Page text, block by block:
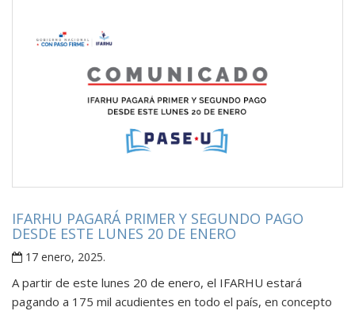
IFARHU PAGARÁ PRIMER Y SEGUNDO PAGO
DESDE ESTE LUNES 20 DE ENERO
17 enero, 2025.
A partir de este lunes 20 de enero, el IFARHU estará
pagando a 175 mil acudientes en todo el país, en concepto